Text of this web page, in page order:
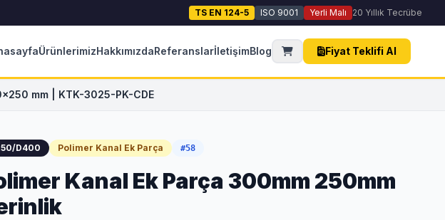
TS EN 124-5 ISO 9001 Yerli Malı 20 Yıllık Tecrübe
ÜrünlerimizHakkımızdaReferanslarİletişimBlog Fiyat Teklifi Al
mm | KTK-3025-PK-CDE
D400 Polimer Kanal Ek Parça #58
Kanal Ek Parça 300mm 250mm